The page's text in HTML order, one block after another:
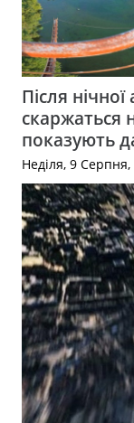
Після
скаржаться
показують
Неділя, 9 Серпня,